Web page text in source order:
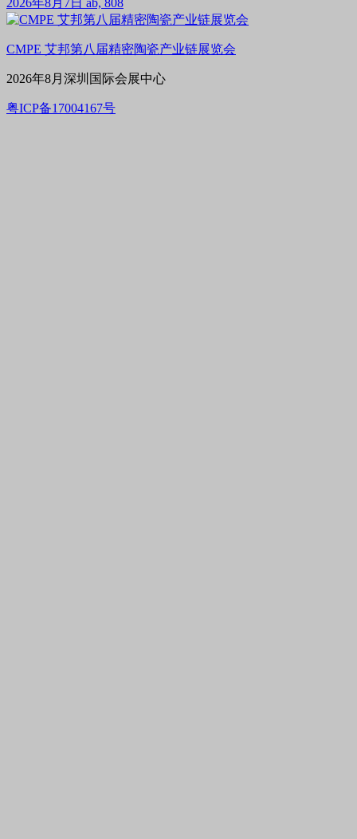
CMPE 艾邦第八届精密陶瓷产业链展览会
2026年8月深圳国际会展中心
粤ICP备17004167号